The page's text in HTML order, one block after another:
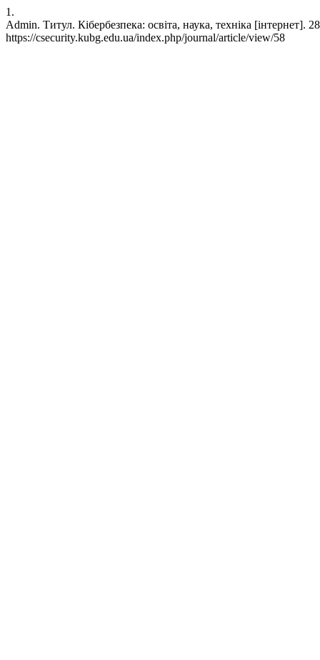
1.
Admin. Титул. Кібербезпека: освіта, наука, техніка
https://csecurity.kubg.edu.ua/index.php/journal/article/view/58